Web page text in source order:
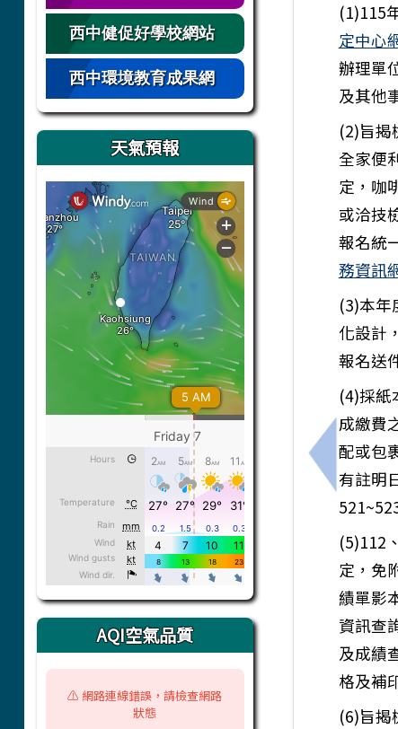
西中健促好學校網站
西中環境教育成果網
天氣預報
AQI空氣品質
⚠️ 網路連線錯誤，請檢查網路
狀態
上一筆：
(1)115
定中心
辦理單
及其他
(2)旨揭
全家便
定，咖
或洽技
報名統
務資訊
(3)本年
化設計
報名送
(4)採紙
成繳費
配或包
有註明
(5)112
定，免
績單影
資訊查
及成績
格及補
(6)旨揭